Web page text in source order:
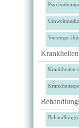
Vorsorge-
Krankheiten
Krankheiten